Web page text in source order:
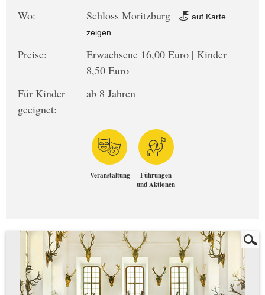
Wo:
Schloss Moritzburg
auf Karte
zeigen
Preise:
Erwachsene 16,00 Euro | Kinder
8,50 Euro
Für Kinder
geeignet:
ab 8 Jahren
Veranstaltung
Führungen
und Aktionen